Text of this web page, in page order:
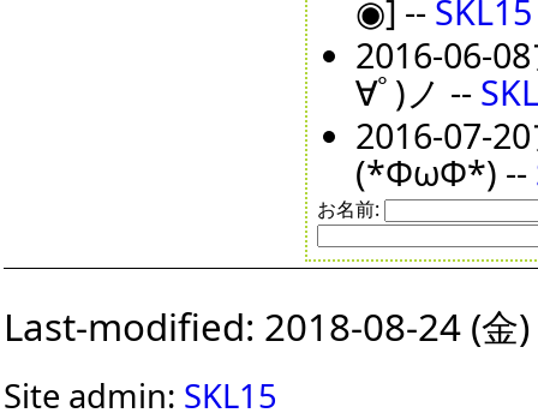
◉] -- SKL15
2016-06-
∀ﾟ)ノ --
2016-07-
(*ΦωΦ*) --
お名前:
Last-modified: 2018-08-24 (金
Site admin: SKL15